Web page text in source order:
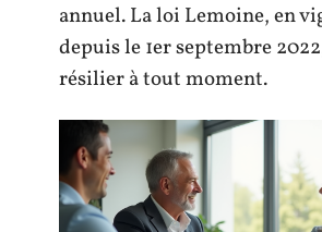
annuel. La loi Lemoine, en
depuis le 1er septembre
résilier à tout moment.